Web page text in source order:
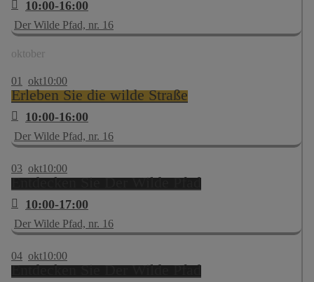
10:00-16:00
Der Wilde Pfad, nr. 16
oktober
01 okt10:00
Erleben Sie die wilde Straße
10:00-16:00
Der Wilde Pfad, nr. 16
03 okt10:00
Entdecken Sie Der Wilde Pfad
10:00-17:00
Der Wilde Pfad, nr. 16
04 okt10:00
Entdecken Sie Der Wilde Pfad